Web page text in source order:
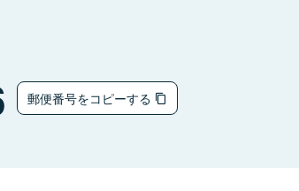
郵便番号をコピーする